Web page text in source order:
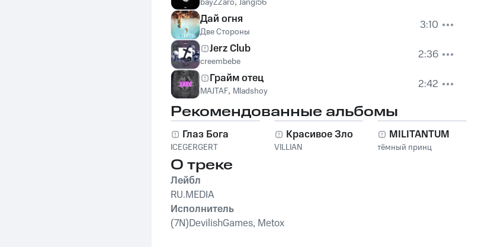
bayZZaro Jangi56
Дай огня
Две Стороны
3:10
Jerz Club
creembebe
2:36
Грайм oтец
MAJTAF, Mladshoy 2:42
Рекомендованные альбомы
Глаз Бога
ICEGERGERT
Красивое Зло
VILLIAN
MILITANTUM
тёмный принц
О треке
Лейбл
RU.MEDIA
Исполнитель
(7N)DevilishGames, Metox